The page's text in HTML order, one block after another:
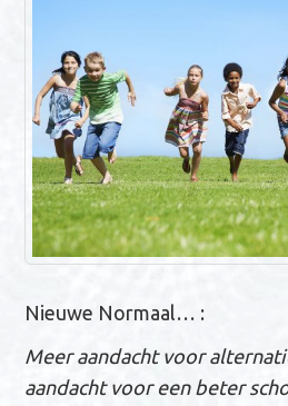
Nieuwe Normaal… :
Meer aandacht voor
aandacht voor een beter